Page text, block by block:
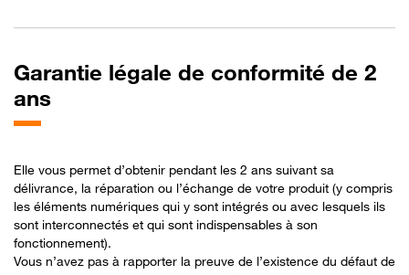
Garantie légale de conformité de 2
ans
Elle vous permet d’obtenir pendant les 2 ans suivant sa
délivrance, la réparation ou l’échange de votre produit (y compris
les éléments numériques qui y sont intégrés ou avec lesquels ils
sont interconnectés et qui sont indispensables à son
fonctionnement).
Vous n’avez pas à rapporter la preuve de l’existence du défaut de